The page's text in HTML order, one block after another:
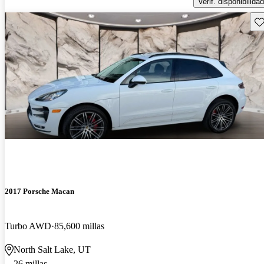
2017 Porsche Macan
Turbo AWD 85,600 millas
North Salt Lake, UT